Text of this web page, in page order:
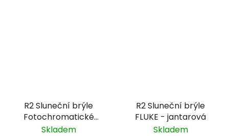
R2 Sluneční brýle
Fotochromatické
REVEL - zelenošedá
Skladem
R2 Sluneční brýle
FLUKE - jantarová
Skladem